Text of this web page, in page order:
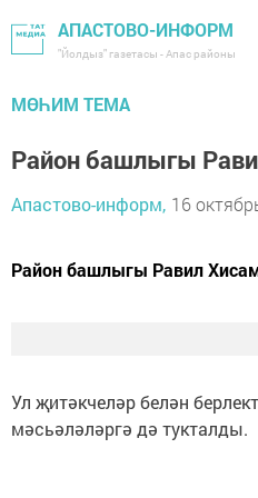
АПАСТОВО-ИНФОРМ
"Йолдыз" газетасы - Апас районы
МӨҺИМ ТЕМА
Район башлыгы
Апастово-информ, 16
Район башлыгы Равил
Ул җитәкчеләр белән
мәсьәләләргә дә тукталды.